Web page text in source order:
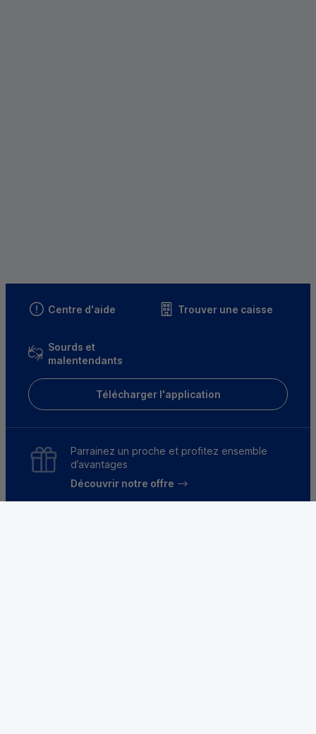
Centre d'aide Trouver une caisse
Sourds et
malentendants
Télécharger l'application
Parrainez un proche et profitez ensemble
d’avantages
Découvrir notre offre